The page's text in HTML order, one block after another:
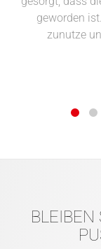
geworden
zunutze